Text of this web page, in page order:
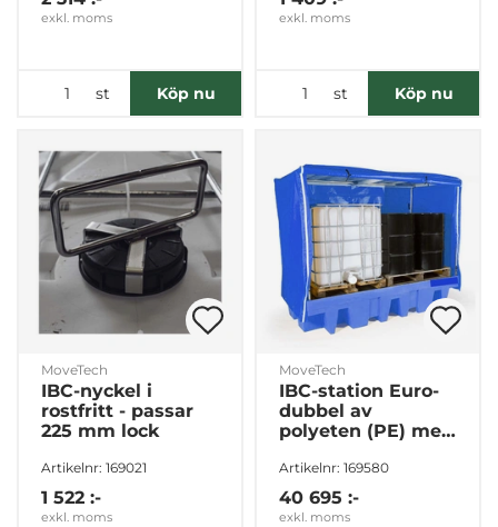
exkl. moms
st Köp nu
exkl. moms
st Köp nu
MoveTech
IBC-nyckel i
rostfritt - passar
225 mm lock
Artikelnr: 169021
1 522 :-
exkl. moms
MoveTech
IBC-station Euro-
dubbel av
polyeten (PE) med
Artikelnr: 169580
40 695 :-
exkl. moms